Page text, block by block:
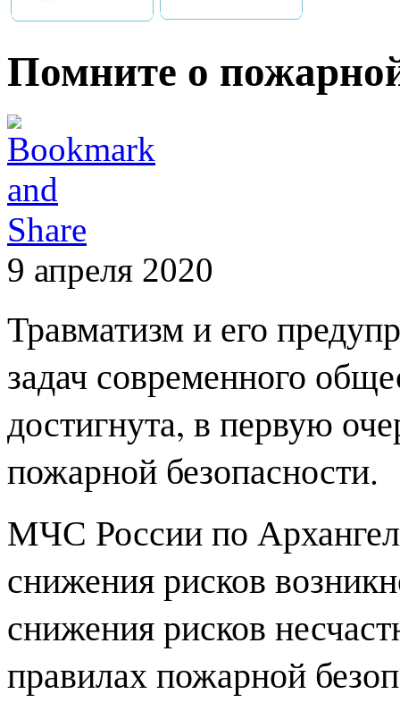
Помните о
9 апреля 2020
Травматизм и его
задач современного
достигнута, в первую
пожарной безопасности.
МЧС России по
снижения рисков
снижения рисков
правилах пожарной